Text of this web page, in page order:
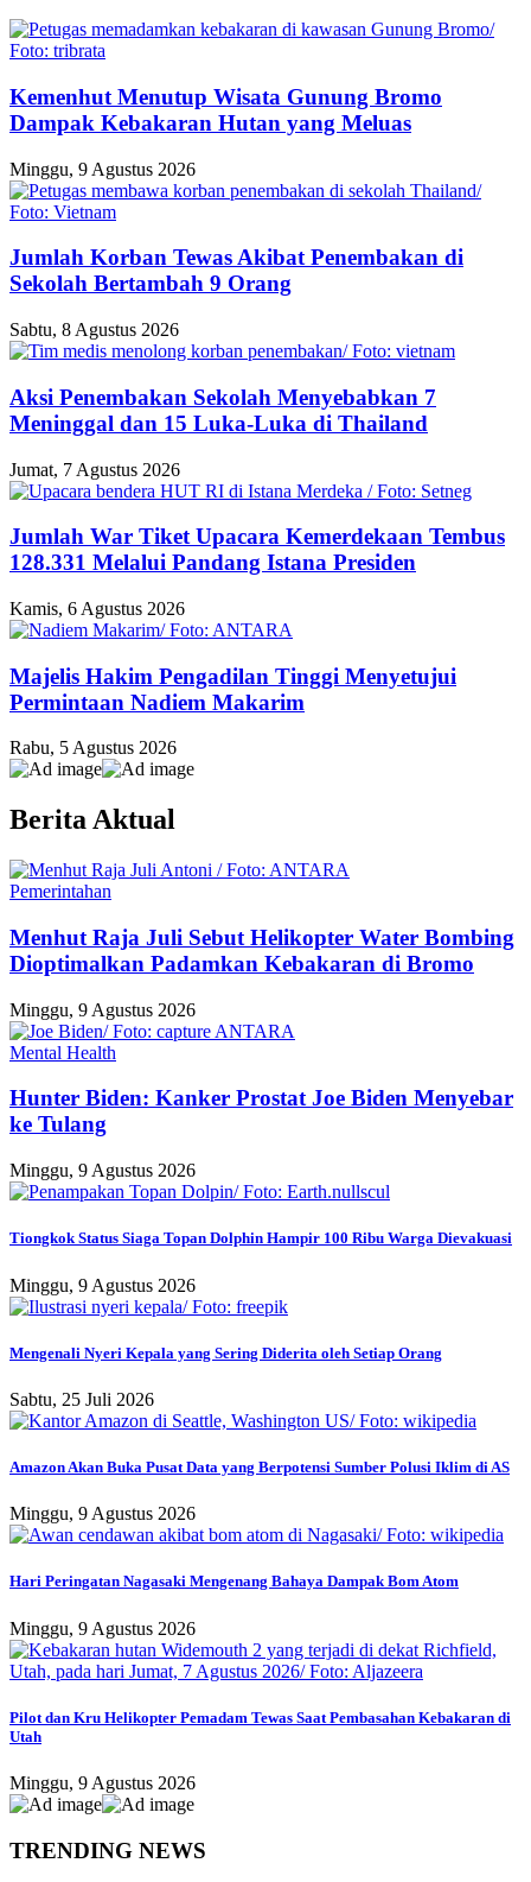
Kemenhut Menutup Wisata Gunung Bromo
Dampak Kebakaran Hutan yang Meluas
Minggu, 9 Agustus 2026
Jumlah Korban Tewas Akibat Penembakan di
Sekolah Bertambah 9 Orang
Sabtu, 8 Agustus 2026
Aksi Penembakan Sekolah Menyebabkan 7
Meninggal dan 15 Luka-Luka di Thailand
Jumat, 7 Agustus 2026
Jumlah War Tiket Upacara Kemerdekaan Tembus
128.331 Melalui Pandang Istana Presiden
Kamis, 6 Agustus 2026
Majelis Hakim Pengadilan Tinggi Menyetujui
Permintaan Nadiem Makarim
Rabu, 5 Agustus 2026
Berita Aktual
Pemerintahan
Menhut Raja Juli Sebut Helikopter Water Bombing
Dioptimalkan Padamkan Kebakaran di Bromo
Minggu, 9 Agustus 2026
Mental Health
Hunter Biden: Kanker Prostat Joe Biden Menyebar
ke Tulang
Minggu, 9 Agustus 2026
Tiongkok Status Siaga Topan Dolphin Hampir 100 Ribu Warga Dievakuasi
Minggu, 9 Agustus 2026
Mengenali Nyeri Kepala yang Sering Diderita oleh Setiap Orang
Sabtu, 25 Juli 2026
Amazon Akan Buka Pusat Data yang Berpotensi Sumber Polusi Iklim di AS
Minggu, 9 Agustus 2026
Hari Peringatan Nagasaki Mengenang Bahaya Dampak Bom Atom
Minggu, 9 Agustus 2026
Pilot dan Kru Helikopter Pemadam Tewas Saat Pembasahan Kebakaran di
Utah
Minggu, 9 Agustus 2026
TRENDING NEWS